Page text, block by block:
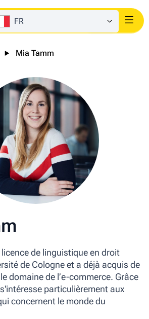
FR Login
Mia Tamm
de linguistique en droit
de Cologne et a déjà acquis de
domaine de l’e-commerce. Grâce
particulièrement aux
concernent le monde du